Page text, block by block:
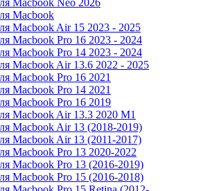
Macbook Neo 2026
Macbook
Macbook Air 15 2023 - 2025
Macbook Pro 16 2023 - 2024
Macbook Pro 14 2023 - 2024
Macbook Air 13.6 2022 - 2025
Macbook Pro 16 2021
Macbook Pro 14 2021
Macbook Pro 16 2019
Macbook Air 13.3 2020 M1
Macbook Air 13 (2018-2019)
Macbook Air 13 (2011-2017)
Macbook Pro 13 2020-2022
Macbook Pro 13 (2016-2019)
Macbook Pro 15 (2016-2018)